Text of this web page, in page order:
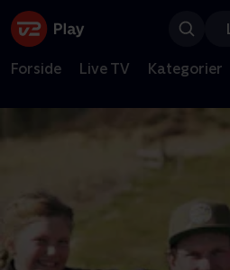
Forside Live TV Kategorier